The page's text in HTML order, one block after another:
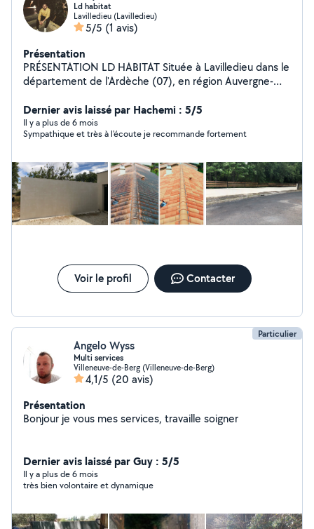
Ld habitat
Lavilledieu (Lavilledieu)
5/5 (1 avis)
Présentation
PRÉSENTATION LD HABITAT Située à Lavilledieu dans le
département de l'Ardèche (07), en région Auvergne-
dans les travaux paysagers : abattage, élagage, taille de
haies ou débarras des déchets verts. Polyvalente,
l'entreprise LD HABITAT vous propose d'autres
façade, la peinture extérieure/intérieure et les travaux
de maçonnerie. Contactez-nous pour obtenir une étude
de vos besoins et un devis gratuit.
Dernier avis laissé par Hachemi : 5/5
Il y a plus de 6 mois
Sympathique et très à l'écoute je recommande fortement
Voir le profil Contacter
Particulier
Angelo Wyss
Multi services
Villeneuve-de-Berg (Villeneuve-de-Berg)
4,1/5 (20 avis)
Présentation
Bonjour je vous mes services, travaille soigner
Dernier avis laissé par Guy : 5/5
Il y a plus de 6 mois
très bien volontaire et dynamique